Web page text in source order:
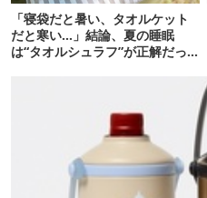
「寝袋だと暑い、タオルケット
だと寒い…」結論、夏の睡眠
は“タオルシュラフ”が正解だっ